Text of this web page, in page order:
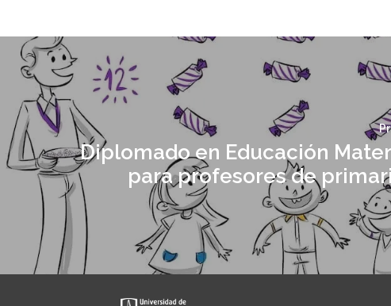
Diplomado en Educación
para profesores de